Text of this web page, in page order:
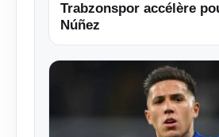
Trabzonspor accélère
Núñez